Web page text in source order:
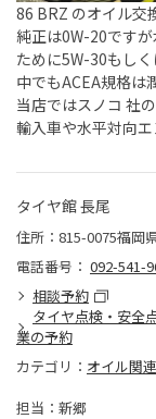
86 BRZ のオイル交
純正は0W-20です
ために5W-30もし
中でもACEA規格は
当店ではスノコ 社
輸入車や水平対向
タイヤ館 長尾
住所：815-0075福岡
電話番号： 092-541-
相談予約
タイヤ点検・安全
業の予約
カテゴリ： オイル関連
担当：新郷